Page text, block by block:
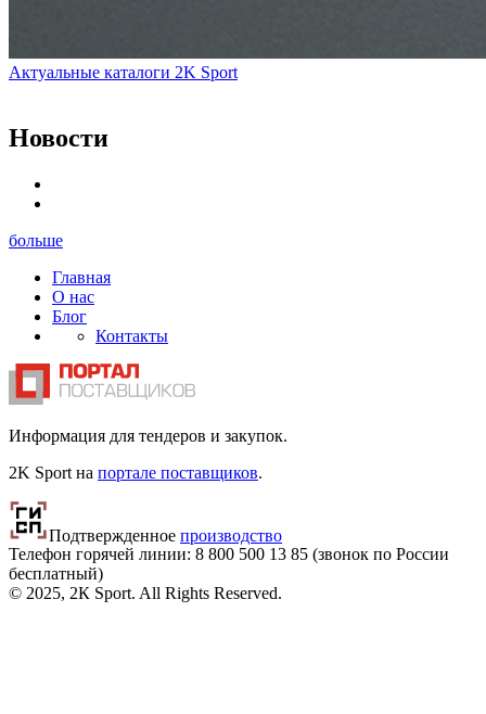
Актуальные каталоги 2K Sport
Новости
больше
Главная
О нас
Блог
Контакты
Информация для тендеров и закупок.
2K Sport на портале поставщиков.
Подтвержденное производство
Телефон горячей линии: 8 800 500 13 85 (звонок по России
бесплатный)
© 2025, 2К Sport. All Rights Reserved.